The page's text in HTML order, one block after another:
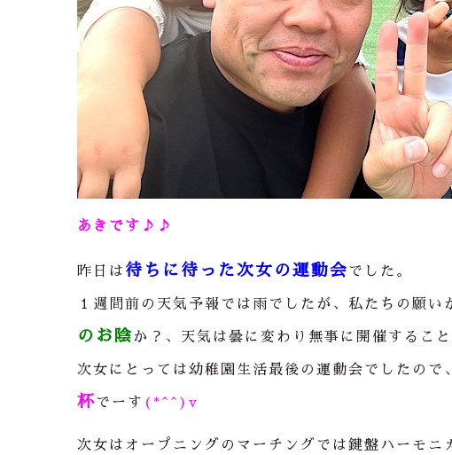
あきです♪♪
昨日は 待ちに待った次女の運動会でした。
１週間前の天気予報では雨でしたが、私たちの願い
のお陰か？、天気は曇に変わり無事に開催するこ
次女にとっては幼稚園生活最後の運動会でしたので、
杯でーす (*^^)v
次女はオープニングのマーチングでは鍵盤ハーモ